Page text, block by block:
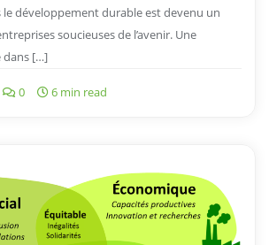
le développement durable est devenu un
soucieuses de l’avenir. Une
dans […]
0 6 min read